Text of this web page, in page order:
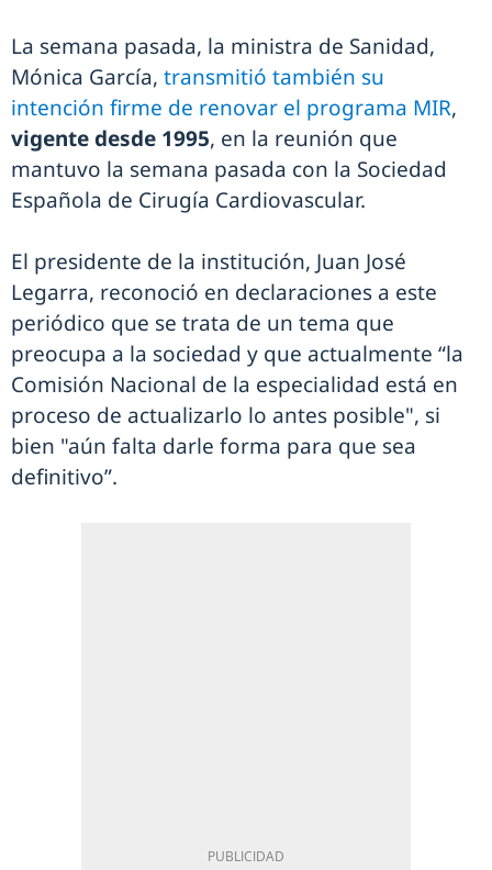
La semana pasada, la ministra de Sanidad,
Mónica García, transmitió también su
intención firme de renovar el programa MIR,
vigente desde 1995, en la reunión que
mantuvo la semana pasada con la Sociedad
Española de Cirugía Cardiovascular.
El presidente de la institución, Juan José
Legarra, reconoció en declaraciones a este
periódico que se trata de un tema que
preocupa a la sociedad y que actualmente “la
Comisión Nacional de la especialidad está en
proceso de actualizarlo lo antes posible", si
bien "aún falta darle forma para que sea
definitivo”.